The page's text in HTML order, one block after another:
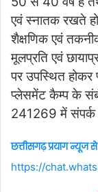
एवं स्नातक रखते
शैक्षणिक एवं
मूलप्रति एवं
पर उपस्थित
प्लेसमेंट कैम्प के
241269 में
छत्तीसगढ़ प्रयाग
https://